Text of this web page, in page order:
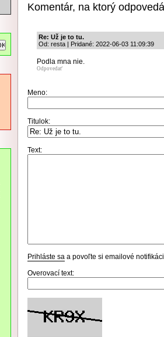
Komentár, na ktorý
Re: Už je to tu.
Od: resta | Pridané: 2022-06-03 11:09:39
Podla mna nie.
Odpovedať
Meno:
Titulok:
Text:
Prihláste sa a povoľte si emailové
Overovací text: